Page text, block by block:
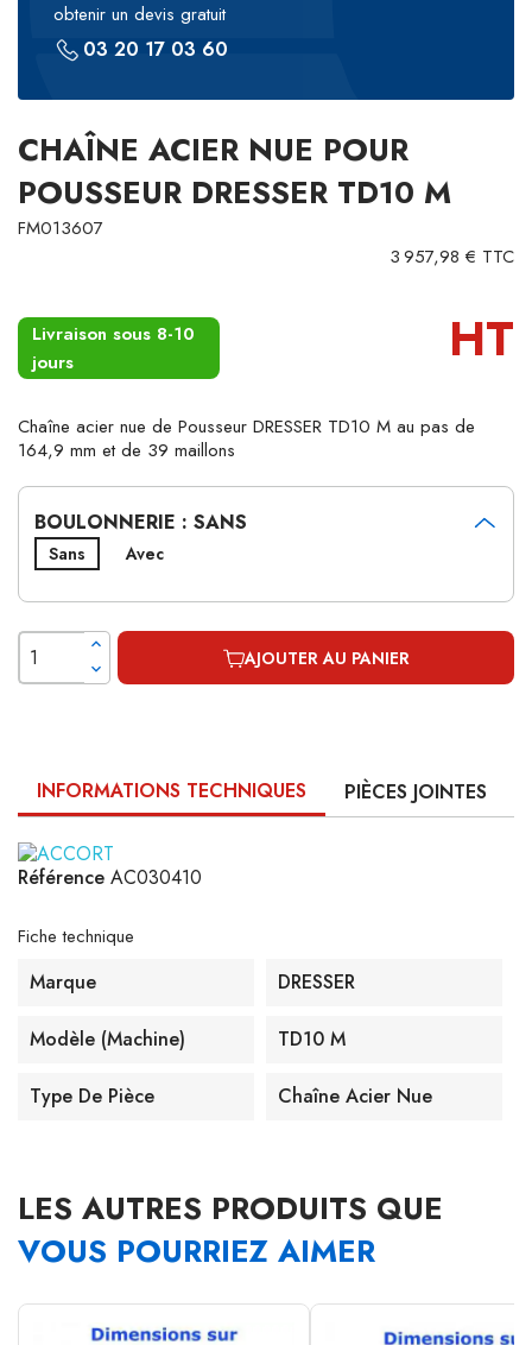
obtenir un devis gratuit
03 20 17 03 60
CHAÎNE ACIER NUE POUR
POUSSEUR DRESSER TD10 M
FM013607
3 957,98 € TTC
Livraison sous 8-10
jours
HT
Chaîne acier nue de Pousseur DRESSER TD10 M au pas de
164,9 mm et de 39 maillons
BOULONNERIE : SANS
Sans Avec
AJOUTER AU PANIER
INFORMATIONS TECHNIQUES PIÈCES JOINTES
Référence AC030410
Fiche technique
Marque DRESSER
Modèle (machine) TD10 M
Type De Pièce Chaîne Acier Nue
LES AUTRES PRODUITS QUE
VOUS POURRIEZ AIMER